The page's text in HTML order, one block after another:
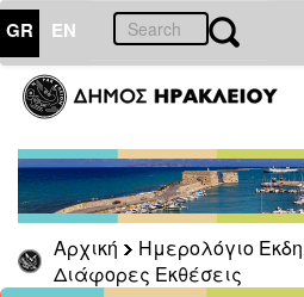
GR EN
Αρχική
Ημερολόγιο
Διάφορες Εκθέσεις
06
Ιούνιος
2026
Κυρ Δευ Τρι Τετ Πεμ Παρ Σαβ
1 2 3 4 5
6
14
15 16 17 18 19
20
21
22 23 24 25 26
27